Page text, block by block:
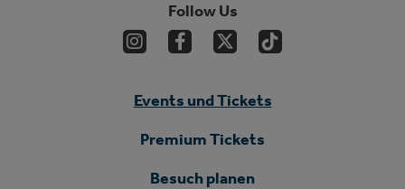
Follow Us
Events und Tickets
Premium Tickets
Besuch planen